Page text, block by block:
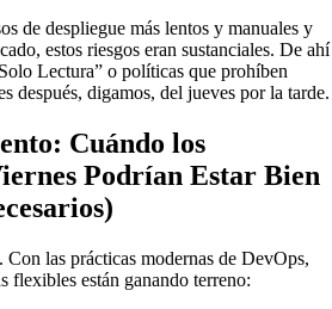
de despliegue más lentos y manuales y
estos riesgos eran sustanciales. De ahí
Lectura” o políticas que prohíben
después, digamos, del jueves por la tarde.
Cuándo los
Podrían Estar Bien
las prácticas modernas de DevOps,
flexibles están ganando terreno: